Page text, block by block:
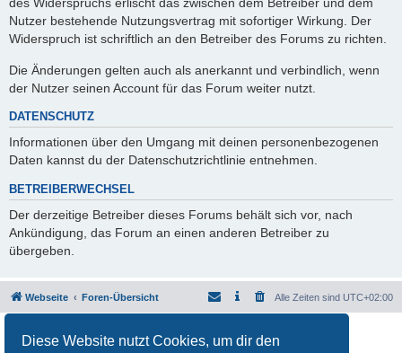
Diese Website nutzt Cookies, um dir den
des Widerspruchs erlischt das zwischen dem Betreiber und dem
Nutzer bestehende Nutzungsvertrag mit sofortiger Wirkung. Der
Widerspruch ist schriftlich an den Betreiber des Forums zu richten.
Die Änderungen gelten auch als anerkannt und verbindlich, wenn
der Nutzer seinen Account für das Forum weiter nutzt.
DATENSCHUTZ
Informationen über den Umgang mit deinen personenbezogenen
Daten kannst du der Datenschutzrichtlinie entnehmen.
BETREIBERWECHSEL
Der derzeitige Betreiber dieses Forums behält sich vor, nach
Ankündigung, das Forum an einen anderen Betreiber zu
übergeben.
Webseite Foren-Übersicht Alle Zeiten sind UTC+02:00
Deutsche Übersetzung durchphpBB.de